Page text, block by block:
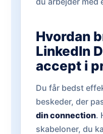
Hvordan
LinkedIn
accept i
Du får bedst
beskeder, der
din connection.
skabeloner, du